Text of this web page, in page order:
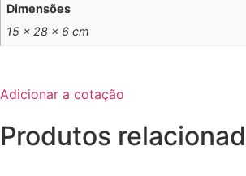
Dimensões
15 × 28 × 6 cm
Adicionar a cotação
Produtos